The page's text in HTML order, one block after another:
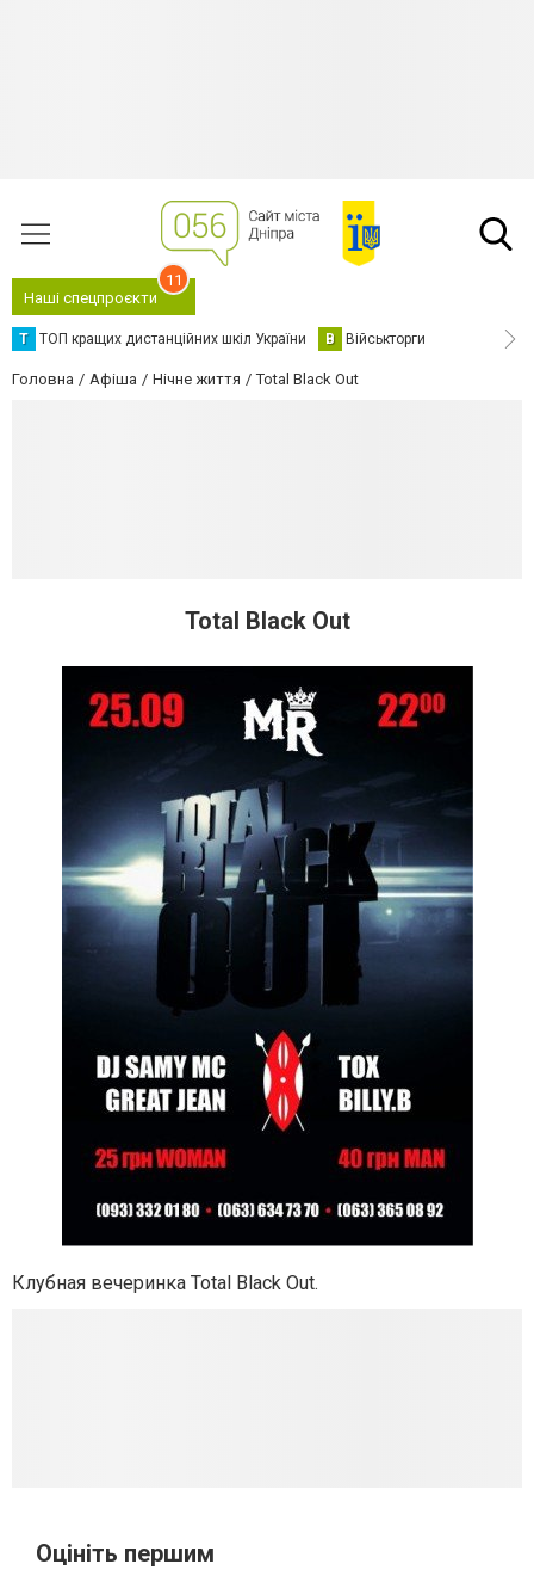
Наші спецпроєкти
11
Т ТОП кращих дистанційних шкіл України В Військторги
Головна Афіша Нічне життя Total Black Out
Total Black Out
Клубная вечеринка Total Black Out.
Оцініть першим